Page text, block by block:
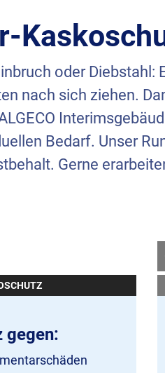
oder
nach sich ziehen.
Bedarf. Unser
Gerne
gegen: